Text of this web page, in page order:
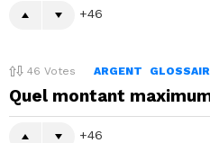
46
46 Votes ARGENT
Quel montant
46